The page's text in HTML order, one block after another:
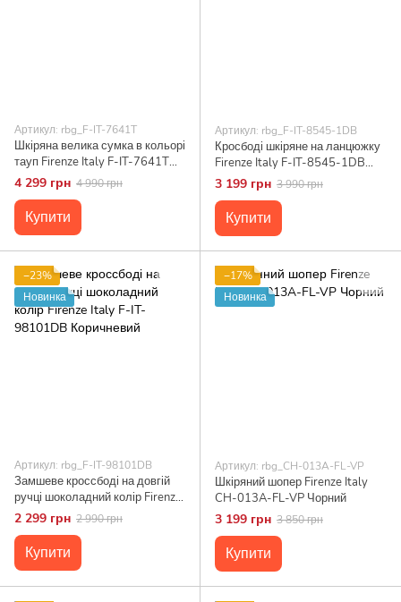
Артикул: rbg_F-IT-7641T
Шкіряна велика сумка в кольорі
тауп Firenze Italy F-IT-7641T
тауп
4 299 грн 4 990 грн
Купити
Артикул: rbg_F-IT-8545-1DB
Кросбоді шкіряне на ланцюжку
Firenze Italy F-IT-8545-1DB
Коричневий
3 199 грн 3 990 грн
Купити
−23%
Новинка
Артикул: rbg_F-IT-98101DB
Замшеве кроссбоді на довгій
ручці шоколадний колір Firenze
Italy F-IT-98101DB Коричневий
2 299 грн 2 990 грн
Купити
−17%
Новинка
Артикул: rbg_CH-013A-FL-VP
Шкіряний шопер Firenze Italy
CH-013A-FL-VP Чорний
3 199 грн 3 850 грн
Купити